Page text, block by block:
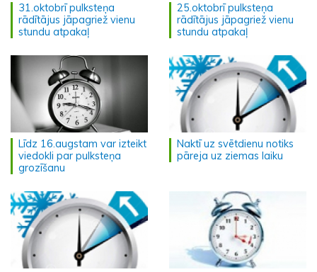
31.oktobrī pulksteņa
rādītājus jāpagriež vienu
stundu atpakaļ
25.oktobrī pulksteņa
rādītājus jāpagriež vienu
stundu atpakaļ
Līdz 16.augstam var izteikt
viedokli par pulksteņa
grozīšanu
Naktī uz svētdienu notiks
pāreja uz ziemas laiku